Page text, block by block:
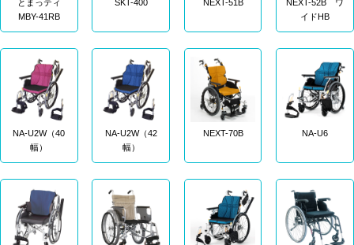
とまっティ
MBY-41RB
SKT-400 NEXT-51B
NEXT-52B ワ
イドHB
NA-U2W（40
幅）
NA-U2W（42
幅）
NEXT-70B NA-U6